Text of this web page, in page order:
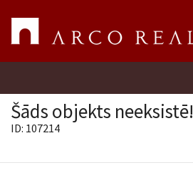
Šāds objekts neeksistē!
ID: 107214